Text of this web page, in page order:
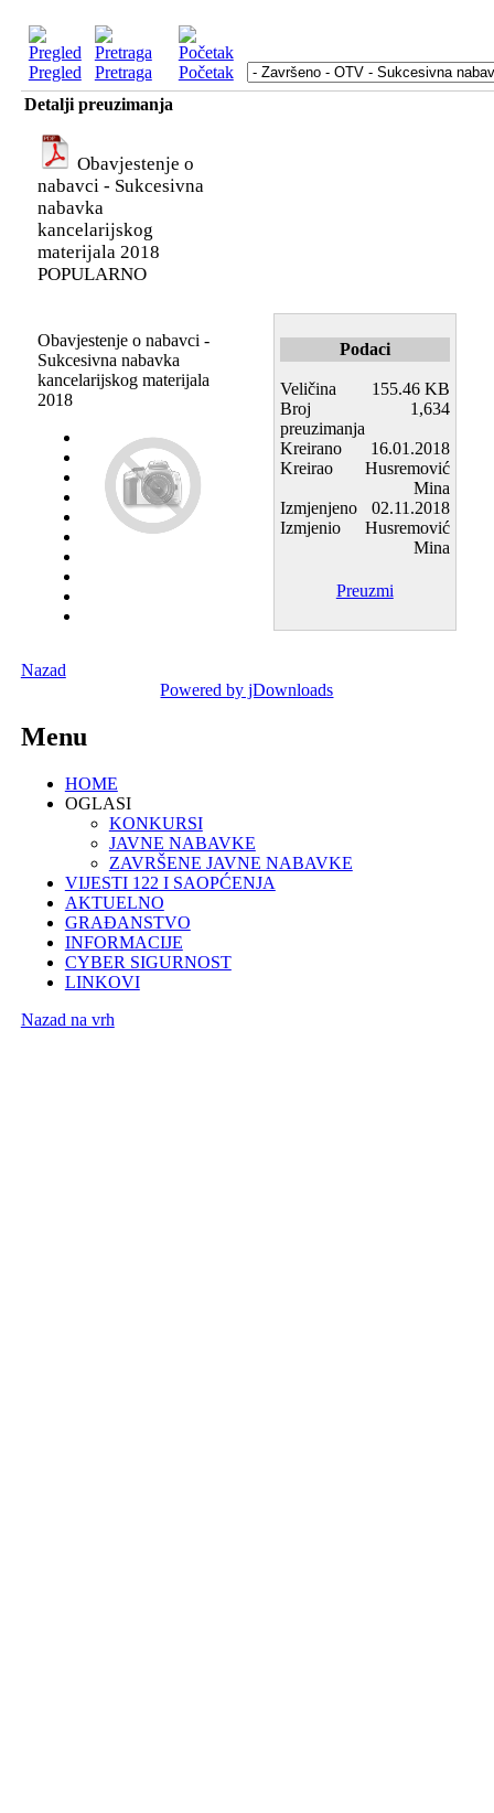
Pregled Pretraga
Početak
Detalji preuzimanja
Obavjestenje o
nabavci - Sukcesivna
nabavka
kancelarijskog
materijala 2018
POPULARNO
Obavjestenje o nabavci -
Sukcesivna nabavka
kancelarijskog materijala
2018
Podaci
Veličina
155.46 KB
Broj
preuzimanja
1,634
Kreirano
16.01.2018
Kreirao
Husremović
Mina
Izmjenjeno
02.11.2018
Izmjenio
Husremović
Mina
Preuzmi
Nazad
Powered by jDownloads
Menu
HOME
OGLASI
KONKURSI
JAVNE NABAVKE
ZAVRŠENE JAVNE NABAVKE
VIJESTI 122 I SAOPĆENJA
AKTUELNO
GRAĐANSTVO
INFORMACIJE
CYBER SIGURNOST
LINKOVI
Nazad na vrh